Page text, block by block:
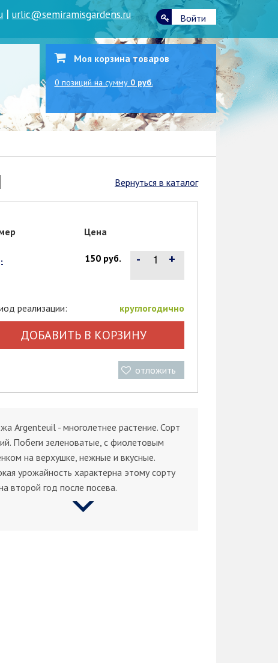
|urlic@semiramisgardens.ru Войти
Моя корзина товаров
0 позиций на сумму 0 руб.
Вернуться в каталог
Цена
150 руб. - +
реализации: круглогодично
ДОБАВИТЬ В КОРЗИНУ
отложить
Argenteuil - многолетнее растение. Сорт
Побеги зеленоватые, с фиолетовым
на верхушке, нежные и вкусные.
урожайность характерна этому сорту
второй год после посева.